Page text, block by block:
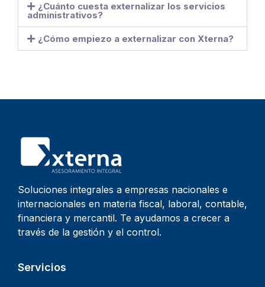
¿Cuánto cuesta externalizar los servicios
administrativos?
¿Cómo empiezo a externalizar con Xterna?
Soluciones integrales a empresas nacionales e
internacionales en materia fiscal, laboral, contable,
financiera y mercantil. Te ayudamos a crecer a
través de la gestión y el control.
Servicios